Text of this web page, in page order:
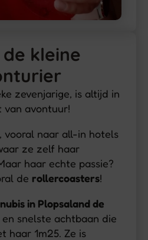
de kleine
zevenjarige, is altijd in
van avontuur!
vooral naar all-in hotels
ze zelf haar
haar echte passie?
de rollercoasters!
in Plopsaland de
snelste achtbaan die
haar 1m25. Ze is